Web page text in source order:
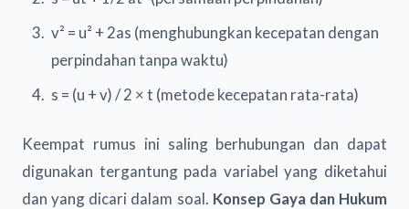
v² = u² + 2as (menghubungkan kecepatan dengan
perpindahan tanpa waktu)
s = (u + v) / 2 × t (metode kecepatan rata-rata)
Keempat rumus ini saling berhubungan dan dapat
digunakan tergantung pada variabel yang diketahui
dan yang dicari dalam soal. Konsep Gaya dan Hukum